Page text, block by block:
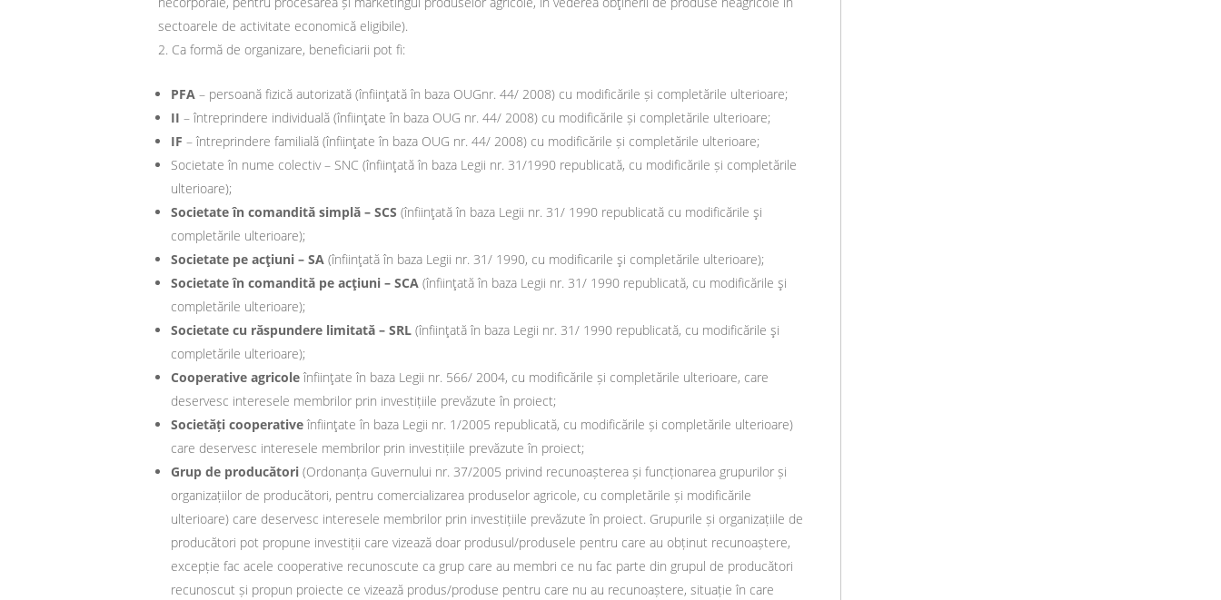
sectoarele de activitate economică eligibile).
Ca formă de organizare, beneficiarii pot fi:
PFA – persoană fizică autorizată (înfiinţată în baza OUGnr. 44/ 2008) cu modificările și completările ulterioare;
II– întreprindere individuală (înfiinţate în baza OUG nr. 44/ 2008) cu modificările și completările ulterioare;
IF – întreprindere familială (înfiinţate în baza OUG nr. 44/ 2008) cu modificările și completările ulterioare;
Societate în nume colectiv – SNC (înfiinţată în baza Legii nr. 31/1990 republicată, cu modificările și completările
ulterioare);
Societate în comandită simplă – SCS (înfiinţată în baza Legii nr. 31/ 1990 republicată cu modificările şi
completările ulterioare);
Societate pe acţiuni – SA (înfiinţată în baza Legii nr. 31/ 1990, cu modificarile şi completările ulterioare);
Societate în comandită pe acţiuni – SCA (înfiinţată în baza Legii nr. 31/ 1990 republicată, cu modificările şi
completările ulterioare);
Societate cu răspundere limitată – SRL (înfiinţată în baza Legii nr. 31/ 1990 republicată, cu modificările şi
completările ulterioare);
Cooperative agricole înfiinţate în baza Legii nr. 566/ 2004, cu modificările și completările ulterioare, care
deservesc interesele membrilor prin investițiile prevăzute în proiect;
Societăți cooperative înfiinţate în baza Legii nr. 1/2005 republicată, cu modificările și completările ulterioare)
care deservesc interesele membrilor prin investițiile prevăzute în proiect;
Grup de producători (Ordonanța Guvernului nr. 37/2005 privind recunoașterea și funcționarea grupurilor și
organizațiilor de producători, pentru comercializarea produselor agricole, cu completările și modificările
ulterioare) care deservesc interesele membrilor prin investițiile prevăzute în proiect. Grupurile și organizațiile de
producători pot propune investiții care vizează doar produsul/produsele pentru care au obținut recunoaștere,
excepție fac acele cooperative recunoscute ca grup care au membri ce nu fac parte din grupul de producători
recunoscut și propun proiecte ce vizează produs/produse pentru care nu au recunoaștere, situație în care